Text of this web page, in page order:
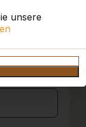
unsere
15-11-2017
in
Können